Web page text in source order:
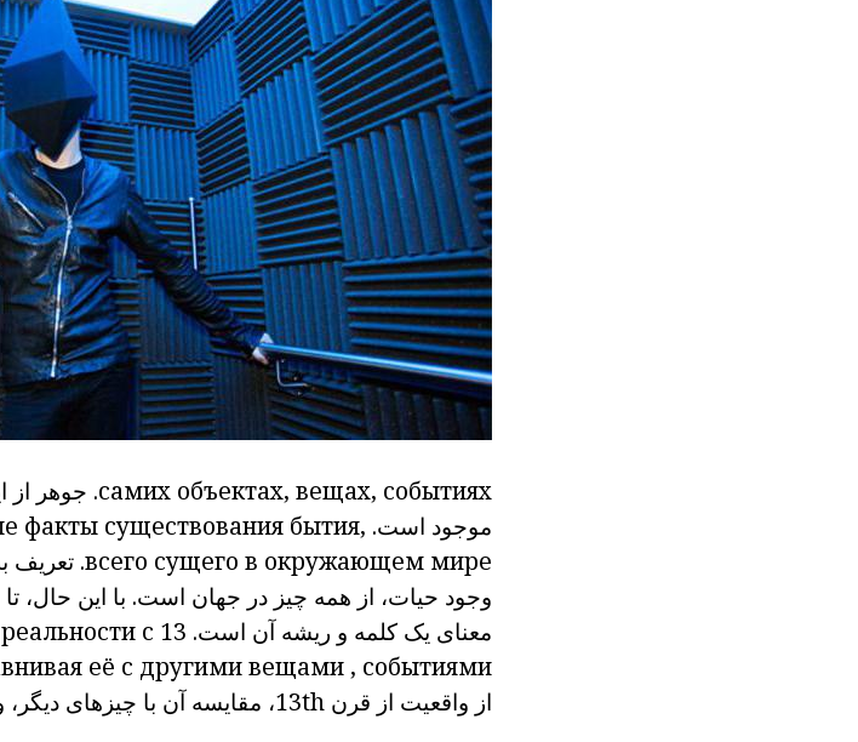
самих объектах, вещах, событиях. جوهر از
موجود است. факты существования бытия,
всего сущего в окружающем мире. تعریف
وجود حیات، از همه چیز در جهان است. با این حال،
معنای یک کلمه و ریشه آن است. с 13
её с другими вещами , событиями
از واقعیت از قرن 13th، مقایسه آن با
چیزهای دیگر،